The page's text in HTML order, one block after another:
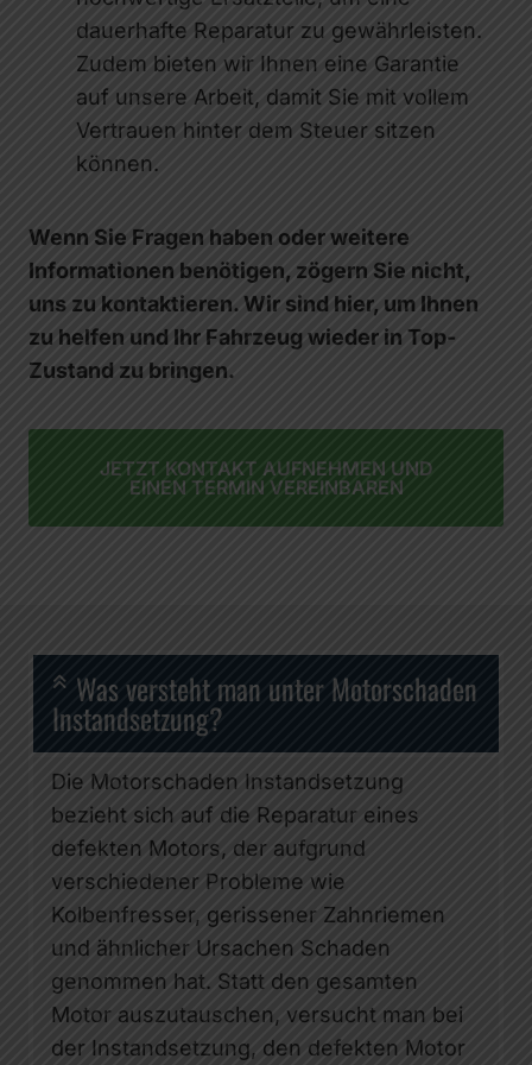
dauerhafte Reparatur zu gewährleisten.
Zudem bieten wir Ihnen eine Garantie
auf unsere Arbeit, damit Sie mit vollem
Vertrauen hinter dem Steuer sitzen
können.
Wenn Sie Fragen haben oder weitere
Informationen benötigen, zögern Sie nicht,
uns zu kontaktieren. Wir sind hier, um Ihnen
zu helfen und Ihr Fahrzeug wieder in Top-
Zustand zu bringen.
JETZT KONTAKT AUFNEHMEN UND
EINEN TERMIN VEREINBAREN
Was versteht man unter Motorschaden
Instandsetzung?
Die Motorschaden Instandsetzung
bezieht sich auf die Reparatur eines
defekten Motors, der aufgrund
verschiedener Probleme wie
Kolbenfresser, gerissener Zahnriemen
und ähnlicher Ursachen Schaden
genommen hat. Statt den gesamten
Motor auszutauschen, versucht man bei
der Instandsetzung, den defekten Motor